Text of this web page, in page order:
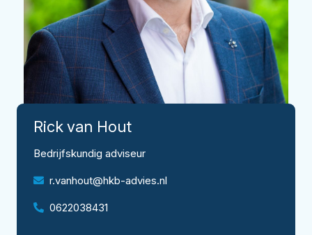
Rickvan Hout
Bedrijfskundig adviseur
r.vanhout@hkb-advies.nl
0622038431